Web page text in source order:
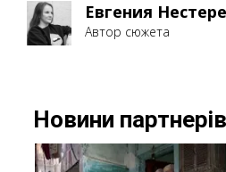
Евгения
Автор сюжета